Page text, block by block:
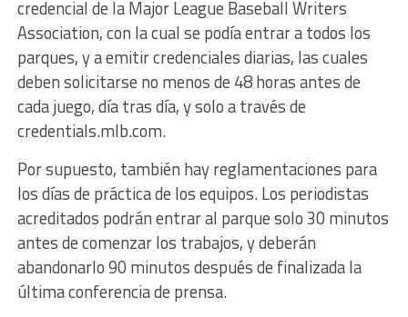
credencial de la Major League Baseball Writers
Association, con la cual se podía entrar a todos los
parques, y a emitir credenciales diarias, las cuales
deben solicitarse no menos de 48 horas antes de
cada juego, día tras día, y solo a través de
credentials.mlb.com.
Por supuesto, también hay reglamentaciones para
los días de práctica de los equipos. Los periodistas
acreditados podrán entrar al parque solo 30 minutos
antes de comenzar los trabajos, y deberán
abandonarlo 90 minutos después de finalizada la
última conferencia de prensa.